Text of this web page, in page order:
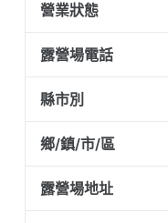
營業狀態
露營場電話
縣市別
鄉/鎮/市/區
露營場地址